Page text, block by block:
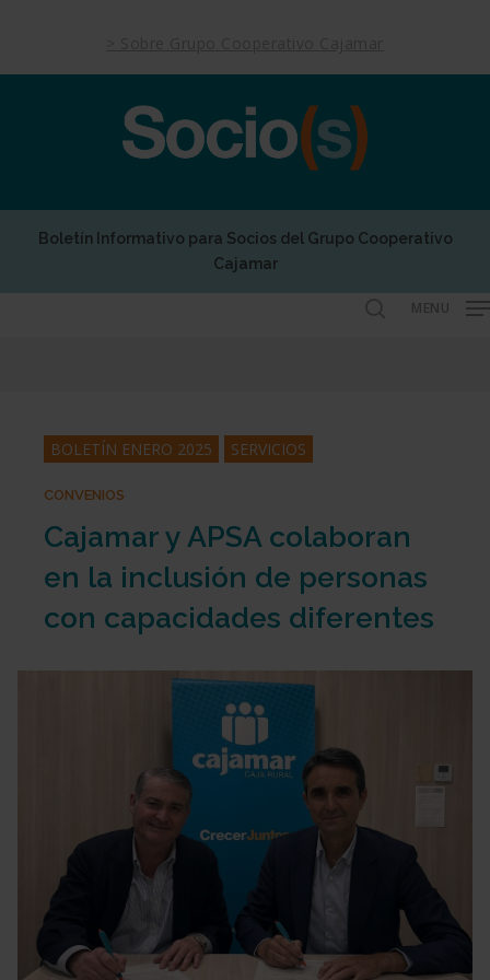
main
Boletín Informativo para Socios del Grupo Cooperativo
Cajamar
MENU
BOLETÍN ENERO 2025 SERVICIOS
CONVENIOS
Cajamar y APSA colaboran
en la inclusión de personas
con capacidades diferentes